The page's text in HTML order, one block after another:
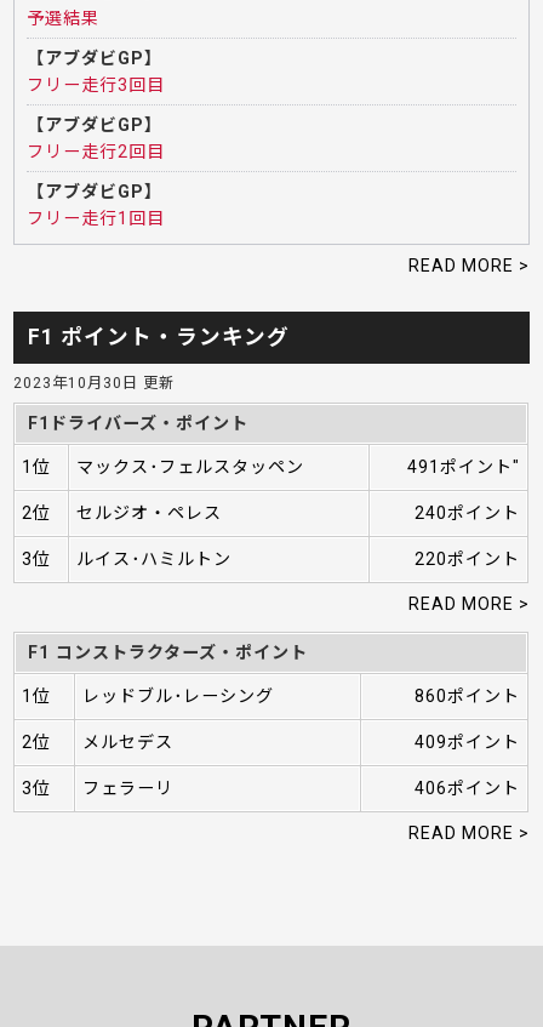
予選結果
【アブダビGP】
フリー走行3回目
【アブダビGP】
フリー走行2回目
【アブダビGP】
フリー走行1回目
READ MORE >
F1 ポイント・ランキング
2023年10月30日 更新
F1ドライバーズ・ポイント
1位 マックス･フェルスタッペン 491ポイント"
2位 セルジオ・ペレス 240ポイント
3位 ルイス･ハミルトン 220ポイント
READ MORE >
F1 コンストラクターズ・ポイント
1位 レッドブル･レーシング 860ポイント
2位 メルセデス 409ポイント
3位 フェラーリ 406ポイント
READ MORE >